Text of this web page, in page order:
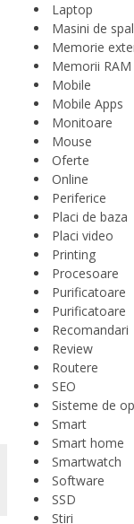
Laptop
Masini de
Memorie
Memorii RAM
Mobile
Mobile Apps
Monitoare
Mouse
Oferte
Online
Periferice
Placi de baza
Placi video
Printing
Procesoare
Purificatoare
Purificatoare
Recomandari
Review
Routere
SEO
Sisteme de
Smart
Smart home
Smartwatch
Software
SSD
Stiri